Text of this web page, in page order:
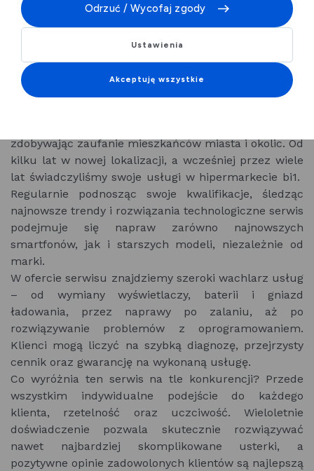
dobrych rękach
W dobie wszechobecnej technologii trudno wyobrazić
sobie życie bez sprawnego telefonu. Gdy jednak
urządzenie zawiedzie, warto oddać je w ręce
specjalistów. Serwis telefonów z wieloletnim
doświadczeniem w Legnicy to miejsce, gdzie pasja
zdobywając zaufanie mieszkańców miasta i okolic. Od
kilku lat w nowej lokalizacji, a wcześniej przez wiele
lat świadczyliśmy swoje usługi w hipermarkecie bi1.
Regularnie podnosząc swoje kwalifikacje, śledząc
najnowsze trendy i rozwiązania technologiczne serwis
podejmuje się napraw zarówno najnowszych
smartfonów, jak i starszych modeli, niezależnie od
marki.
W ofercie serwisu znajdziemy szeroki wachlarz usług
– od wymiany wyświetlaczy, baterii i gniazd
ładowania, przez naprawy po zalaniu, aż po
rozwiązywanie problemów z oprogramowaniem.
Klienci mogą liczyć na szybką diagnozę, przejrzysty
cennik oraz gwarancję na wykonaną usługę.
Co wyróżnia ten serwis na tle konkurencji? Przede
wszystkim indywidualne podejście do każdego
klienta, rzetelność oraz uczciwość. Wieloletnie
doświadczenie pozwala skutecznie rozwiązywać
nawet najbardziej skomplikowane usterki, a
pozytywne opinie zadowolonych klientów są najlepszą
Odrzuć / Wycofaj zgody
Ustawienia
Akceptuję wszystkie